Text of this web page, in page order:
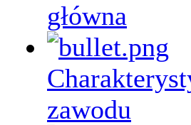
główna
zawodu